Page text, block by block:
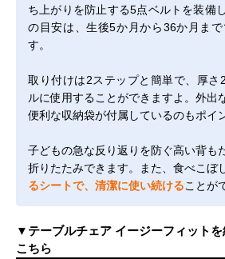
ち上がりを防止する5点ベルトを装備
の目安は、生後5か月から36か月ま
す。
取り付けは2ステップと簡単で、厚さ
ルに使用することができますよ。外出
便利な収納袋が付属しているのもポイ
子どもの急な反り返りを防ぐ高い背も
折りたたみできます。また、食べこぼ
るシートで、清潔に使い続けることが
▼テーブルチェア イージーフィット
こちら